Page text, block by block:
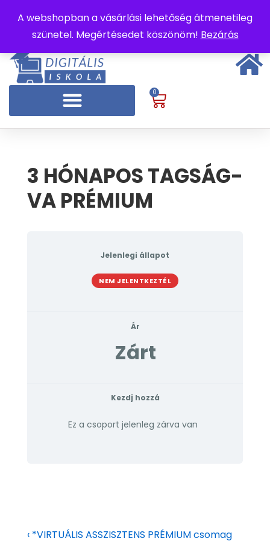
A webshopban a vásárlási lehetőség átmenetileg
szünetel. Megértésedet köszönöm! Bezárás
0
3 HÓNAPOS TAGSÁG-
VA PRÉMIUM
Jelenlegi állapot
NEM JELENTKEZTÉL
Ár
Zárt
Kezdj hozzá
Ez a csoport jelenleg zárva van
‹ *VIRTUÁLIS ASSZISZTENS PRÉMIUM csomag